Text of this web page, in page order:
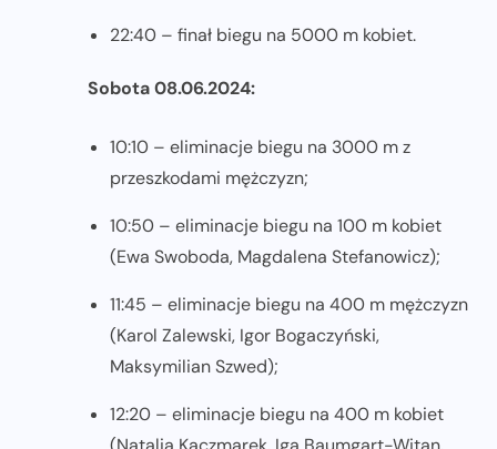
22:40 – finał biegu na 5000 m kobiet.
Sobota 08.06.2024:
10:10 – eliminacje biegu na 3000 m z
przeszkodami mężczyzn;
10:50 – eliminacje biegu na 100 m kobiet
(Ewa Swoboda, Magdalena Stefanowicz);
11:45 – eliminacje biegu na 400 m mężczyzn
(Karol Zalewski, Igor Bogaczyński,
Maksymilian Szwed);
12:20 – eliminacje biegu na 400 m kobiet